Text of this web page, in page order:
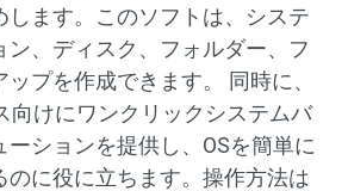
します。このソフトは、システ
ン、ディスク、フォルダー、フ
プを作成できます。 同時に、
向けにワンクリックシステムバ
ーションを提供し、OSを簡単に
のに役に立ちます。操作方法は